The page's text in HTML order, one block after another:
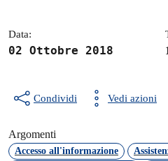
Data:
02 Ottobre 2018
Condividi Vedi azioni
Argomenti
Accesso all'informazione